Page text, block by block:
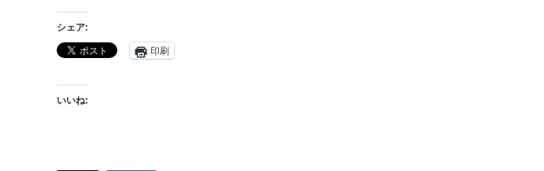
シェア:
印刷
いいね: